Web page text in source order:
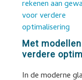
Met
verdere
In de moderne